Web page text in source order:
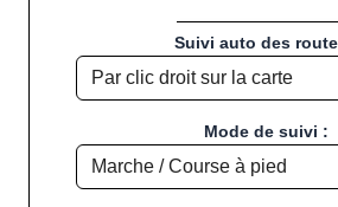
Suivi auto des
Mode de suivi :